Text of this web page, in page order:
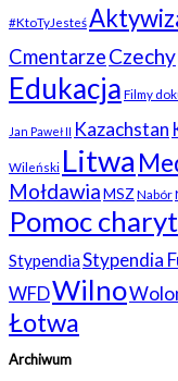
#KtoTyJesteś
CmentarzeCzechy
Edukacja Filmy
Jan Paweł II Kazachstan
Wileński Litwa
MołdawiaMSZ Nabór
Pomoc
StypendiaStypendia
WFDWilno
Łotwa
Archiwum